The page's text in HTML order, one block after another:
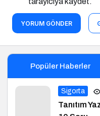
YORUM GÖNDER
Popüler Haberler
Sigorta
Tanıtım
10 Soru